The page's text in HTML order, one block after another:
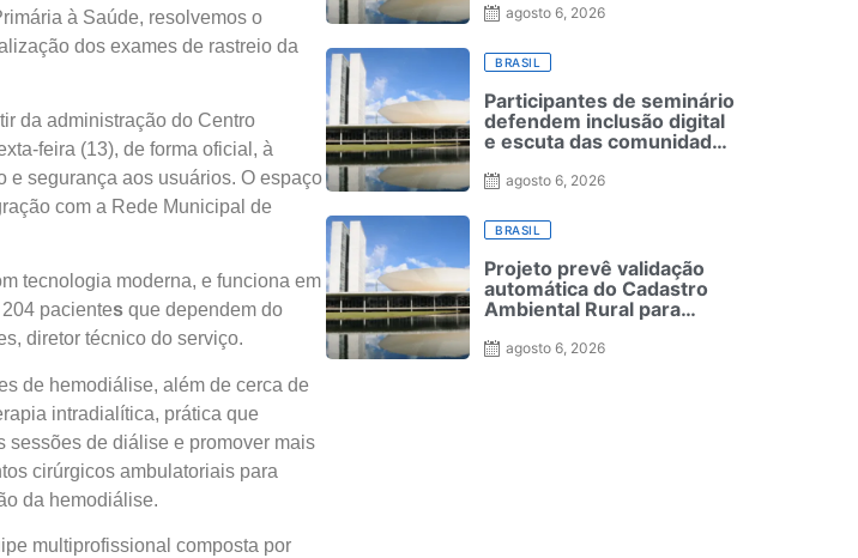
à Saúde, resolvemos o
dos exames de rastreio da
da administração do Centro
feira (13), de forma oficial, à
e segurança aos usuários. O espaço
com a Rede Municipal de
tecnologia moderna, e funciona em
pacientes que dependem do
diretor técnico do serviço.
de hemodiálise, além de cerca de
intradialítica, prática que
sessões de diálise e promover mais
cirúrgicos ambulatoriais para
da hemodiálise.
multiprofissional composta por
para ensino superior
agosto 6, 2026
BRASIL
Participantes de seminário
defendem inclusão digital
e escuta das comunidades
favelas
agosto 6, 2026
BRASIL
Projeto prevê validação
automática do Cadastro
Ambiental Rural para
agosto 6, 2026